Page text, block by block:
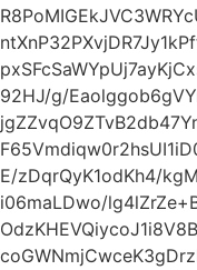
92HJ/g/
E/zDqrQyK1odKh4/
i06maLDwo/